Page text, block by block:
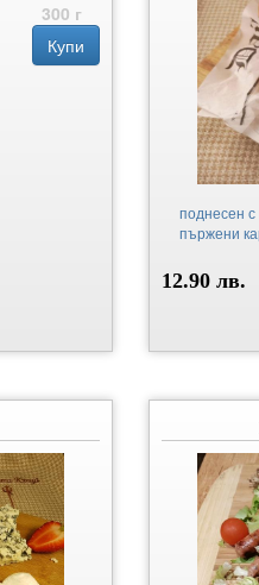
300 г
Купи
поднесен с
пържени
12.90 лв.